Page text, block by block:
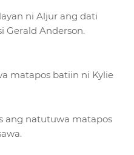
ni Aljur ang dati
Gerald Anderson.
matapos batiin ni Kylie
ang natutuwa matapos